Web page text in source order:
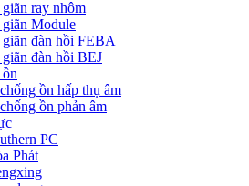
ray nhôm
Module
đàn hồi FEBA
đàn hồi BEJ
ồn hấp thụ âm
ồn phản âm
PC
Phát